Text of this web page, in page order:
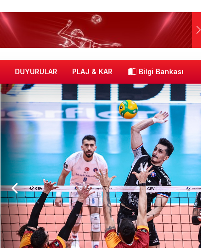
DUYURULAR PLAJ & KAR Bilgi Bankası